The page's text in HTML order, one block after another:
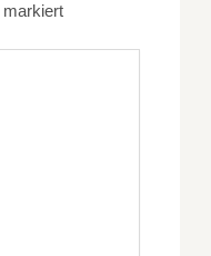
markiert